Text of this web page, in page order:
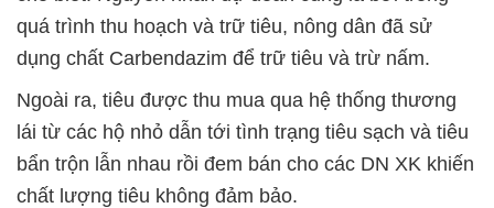
quá trình thu hoạch và trữ tiêu, nông dân đã sử
dụng chất Carbendazim để trữ tiêu và trừ nấm.
Ngoài ra, tiêu được thu mua qua hệ thống thương
lái từ các hộ nhỏ dẫn tới tình trạng tiêu sạch và tiêu
bẩn trộn lẫn nhau rồi đem bán cho các DN XK khiến
chất lượng tiêu không đảm bảo.